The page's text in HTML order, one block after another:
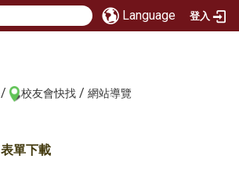
Language 登入
/ 校友會快找 / 網站導覽
表單下載